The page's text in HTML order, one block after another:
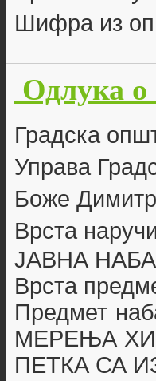
Шифра из
Одлука о
Градска
Управа
Боже
Врста
ЈАВНА
Врста
Предмет
МЕРЕЊА
ПЕТКА СА